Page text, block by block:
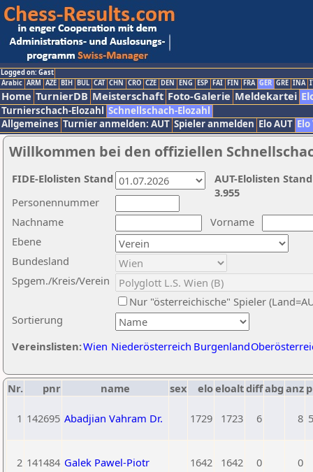
Logged on: Gast
Arabic ARM AZE BIH BUL CAT CHN CRO CZE DEN ENG ESP FAI FIN FRA GER GRE INA
Home TurnierDB Meisterschaft Foto-Galerie Meldekartei
Turnierschach-Elozahl Schnellschach-Elozahl
Allgemeines Turnier anmelden: AUT Spieler anmelden Elo AUT
Willkommen bei den offiziellen
Nachname
Vorname
Ebene
Sortierung
Personennummer
Bundesland
Spgem./Kreis/Verein
Nur "österreichische" Spieler
Vereinslisten:Wien Niederösterreich Burgenland
AUT-Elolisten
3.955
FIDE-Elolisten Stand
Nr. pnr name sex eloeloaltdiffabg anz
1 142695 Abadjian Vahram Dr. 1729 1723 6 8
2 141484 Galek Pawel-Piotr 1642 1642 0 0